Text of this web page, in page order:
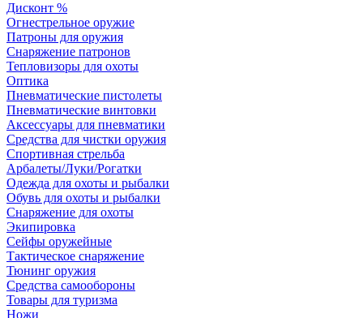
Дисконт %
Огнестрельное оружие
Патроны для оружия
Снаряжение патронов
Тепловизоры для охоты
Оптика
Пневматические пистолеты
Пневматические винтовки
Аксессуары для пневматики
Средства для чистки оружия
Спортивная стрельба
Арбалеты/Луки/Рогатки
Одежда для охоты и рыбалки
Обувь для охоты и рыбалки
Снаряжение для охоты
Экипировка
Сейфы оружейные
Тактическое снаряжение
Тюнинг оружия
Средства самообороны
Товары для туризма
Ножи